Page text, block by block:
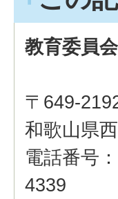
教育委員
〒649-
和歌山県
電話番号
4339